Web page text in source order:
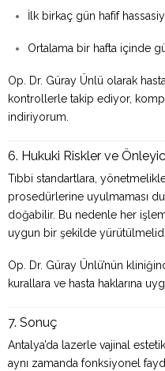
İlk birkaç gün hafif
Ortalama bir hafta içinde
Op. Dr. Güray Ünlü olarak
kontrollerle takip ediyor,
indiriyorum.
6. Hukuki Riskler ve
Tıbbi standartlara,
prosedürlerine uyulmaması
doğabilir. Bu nedenle her
uygun bir şekilde
Op. Dr. Güray Ünlü’nün
kurallara ve hasta haklarına
7. Sonuç
Antalya’da lazerle vajinal
aynı zamanda fonksiyonel